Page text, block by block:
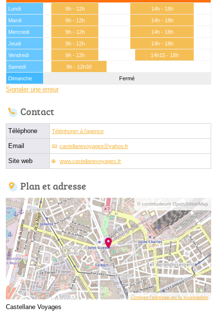
Lundi 9h - 12h
14h - 18h
Mardi
9h - 12h
14h - 18h
Mercredi
9h - 12h
14h - 18h
Jeudi
9h - 12h
14h - 18h
Vendredi
9h - 12h
14h15 - 18h
Samedi
9h - 12h30
Dimanche
Fermé
Signaler une erreur
Contact
Téléphone Téléphoner à l'agence
Email castellanevoyagesⓐyahoo.fr
Site web www.castellanevoyages.fr
Plan et adresse
© contributeurs OpenStreetMap
Corriger l’adresse ou la localisation
Castellane Voyages